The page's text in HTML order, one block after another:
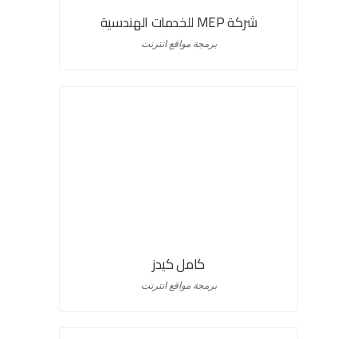
شركة MEP للخدمات الهندسية
برمجة مواقع انترنت
كامل كيدز
برمجة مواقع انترنت